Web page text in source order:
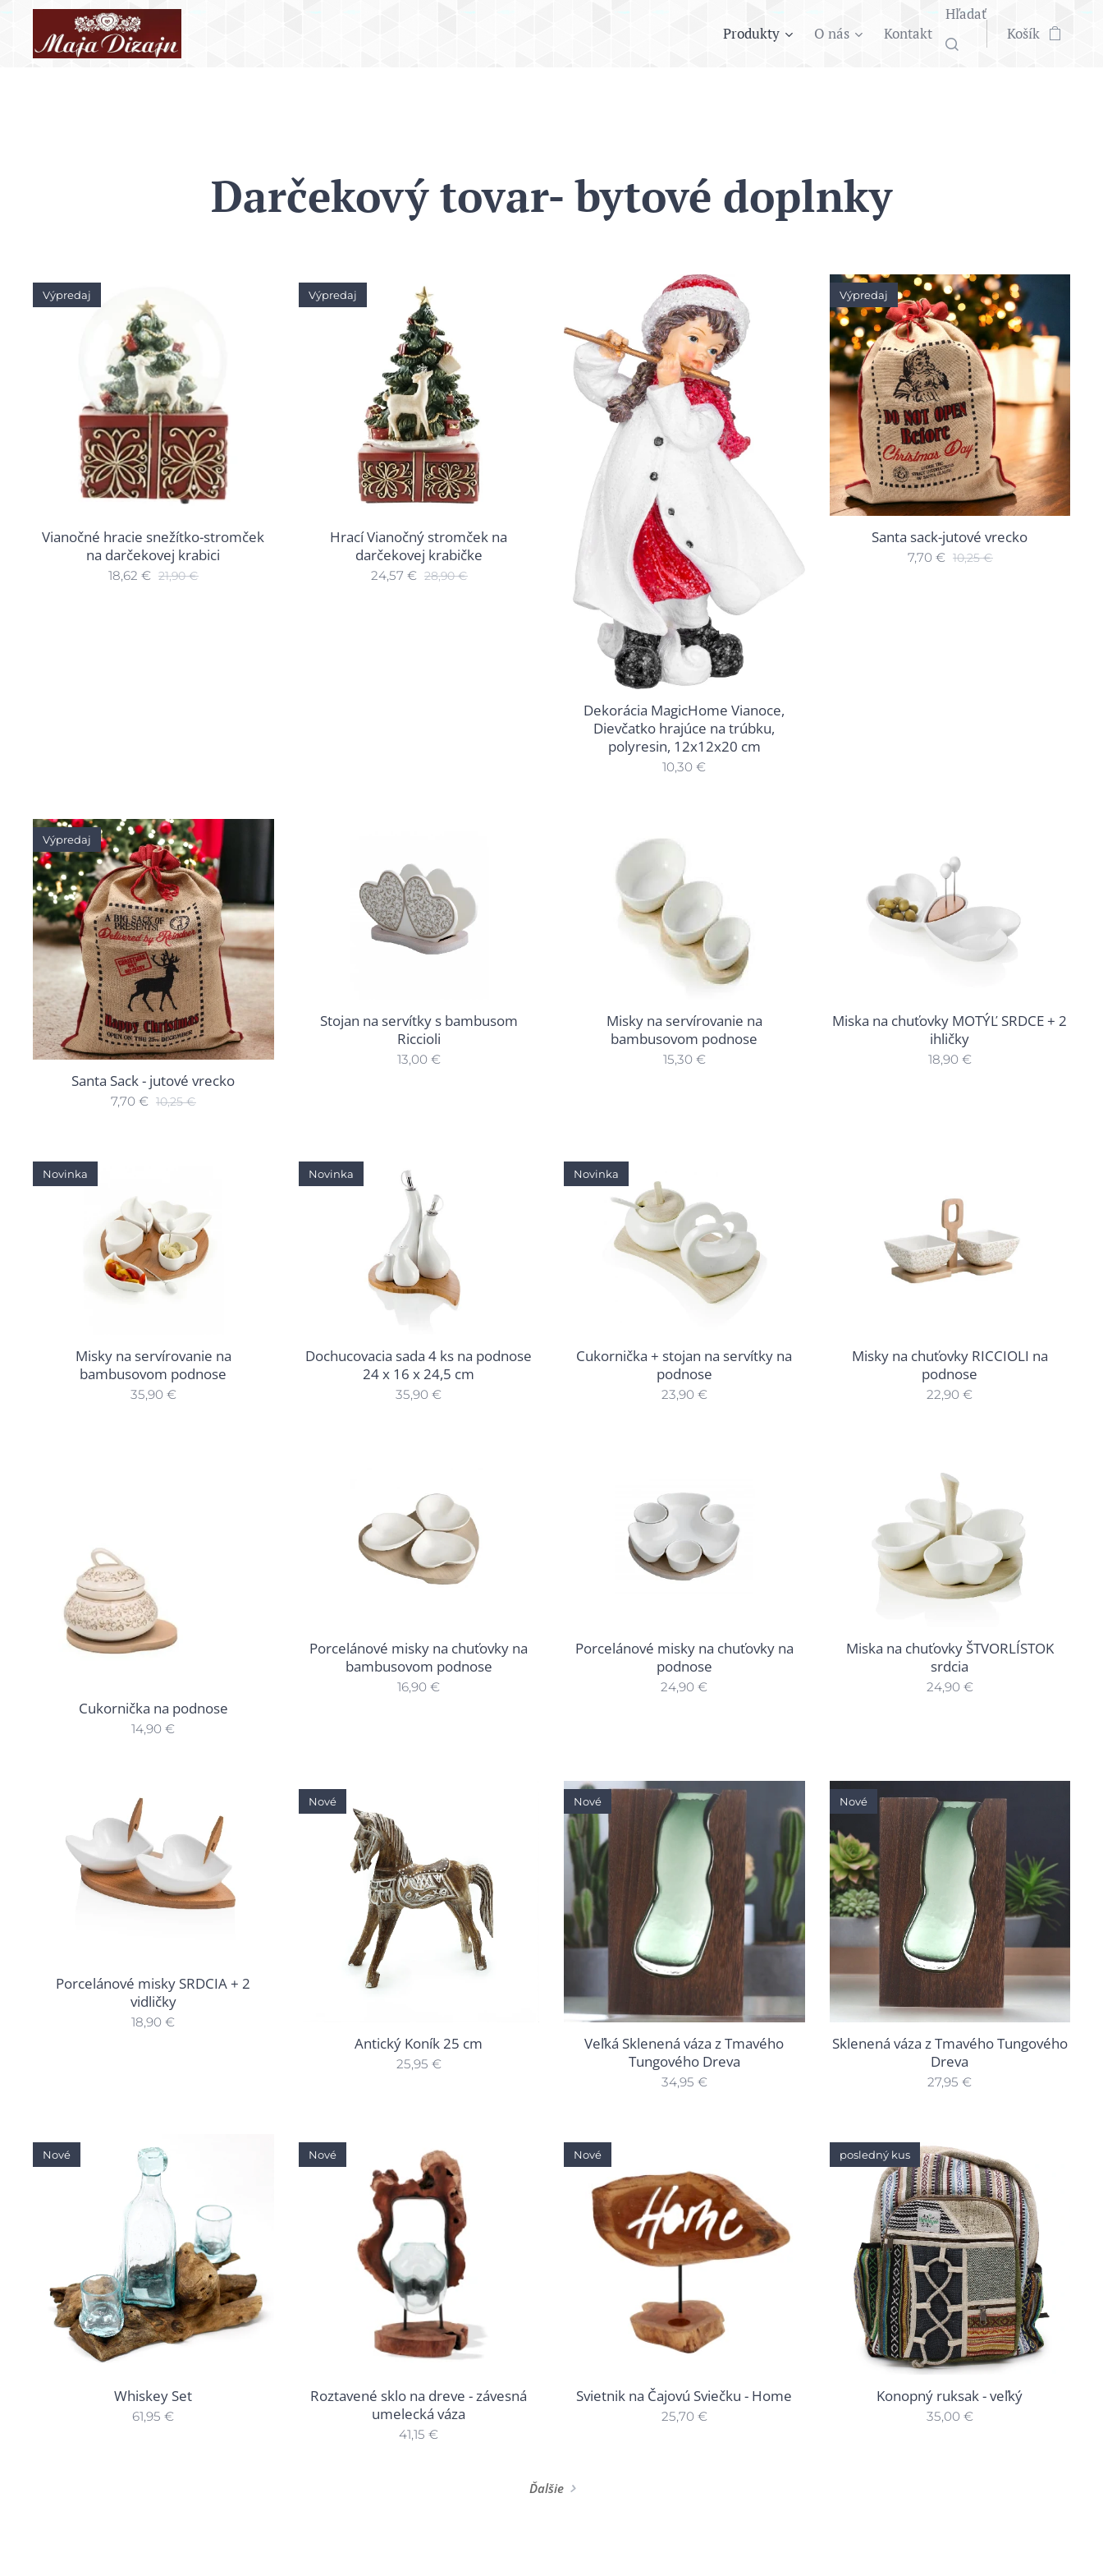
Produkty O nás Kontakt
Hľadať
Košík
Darčekový tovar- bytové doplnky
Vianočné hracie snežítko-stromček
na darčekovej krabici
Výpredaj
18,62 € 21,90€
Hrací Vianočný stromček na
darčekovej krabičke
Výpredaj
24,57 € 28,90€
Dekorácia MagicHome Vianoce,
Dievčatko hrajúce na trúbku,
polyresin, 12x12x20 cm
10,30 €
Santa sack-jutové vrecko
Výpredaj
7,70€ 10,25€
Santa Sack - jutové vrecko
Výpredaj
7,70 € 10,25€
Stojan na servítky s bambusom
Riccioli
13,00€
Misky na servírovanie na
bambusovom podnose
15,30€
Miska na chuťovky MOTÝĽ SRDCE + 2
ihličky
18,90€
Misky na servírovanie na
bambusovom podnose
Novinka
35,90€
Dochucovacia sada 4 ks na podnose
24 x 16 x 24,5 cm
Novinka
35,90 €
Cukornička + stojan na servítky na
podnose
Novinka
23,90€
Misky na chuťovky RICCIOLI na
podnose
22,90 €
Cukornička na podnose
14,90 €
Porcelánové misky na chuťovky na
bambusovom podnose
16,90 €
Porcelánové misky na chuťovky na
podnose
24,90 €
Miska na chuťovky ŠTVORLÍSTOK
srdcia
24,90€
Porcelánové misky SRDCIA + 2
vidličky
18,90 €
Antický Koník 25 cm
Nové
25,95 €
Veľká Sklenená váza z Tmavého
Tungového Dreva
Nové
34,95 €
Sklenená váza z Tmavého Tungového
Dreva
Nové
27,95 €
Whiskey Set
Nové
61,95 €
Roztavené sklo na dreve - závesná
umelecká váza
Nové
41,15 €
Svietnik na Čajovú Sviečku - Home
Nové
25,70€
Konopný ruksak - veľký
posledný kus
35,00€
Ďalšie